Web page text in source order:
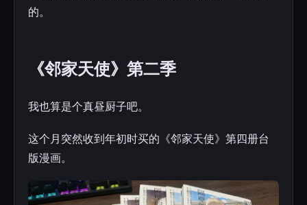
的。
《邻家天使》第二季
我也算是个真昼厨子吧。
这个月突然收到年初时买的《邻家天使》第四册台
版漫画。